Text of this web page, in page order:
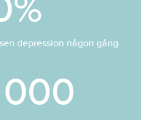
%
depression någon gång
000